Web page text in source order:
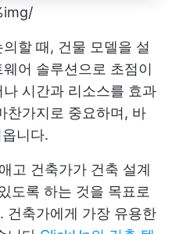
할 때, 건물 모델을 설
어 솔루션으로 초점이
시간과 리소스를 효과
찬가지로 중요하며, 바
니다.
고 건축가가 건축 설계
도록 하는 것을 목표로
건축가에게 가장 유용한